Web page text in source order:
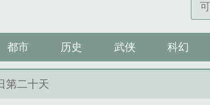
都市 历史 武侠 科幻
第二十天